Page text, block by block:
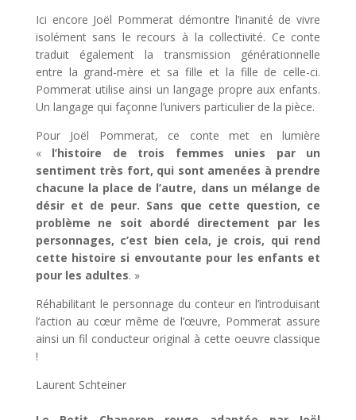
Ici encore Joël Pommerat démontre l’inanité de vivre
isolément sans le recours à la collectivité. Ce conte
traduit également la transmission générationnelle
entre la grand-mère et sa fille et la fille de celle-ci.
Pommerat utilise ainsi un langage propre aux enfants.
Un langage qui façonne l’univers particulier de la pièce.
Pour Joël Pommerat, ce conte met en lumière
« l’histoire de trois femmes unies par un
sentiment très fort, qui sont amenées à prendre
chacune la place de l’autre, dans un mélange de
désir et de peur. Sans que cette question, ce
problème ne soit abordé directement par les
personnages, c’est bien cela, je crois, qui rend
cette histoire si envoutante pour les enfants et
pour les adultes. »
Réhabilitant le personnage du conteur en l’introduisant
l’action au cœur même de l’œuvre, Pommerat assure
ainsi un fil conducteur original à cette oeuvre classique
!
Laurent Schteiner